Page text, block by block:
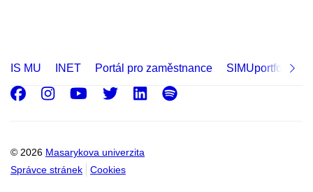
IS MU INET Portál pro zaměstnance SIMUportfolio
© 2026 Masarykova univerzita
Správce stránek
Cookies
Facebook
Instagram
Youtube
Twitter
LinkedIn
Spotify